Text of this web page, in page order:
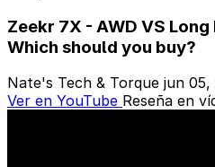
Zeekr 7X - AWD VS
Which should you buy?
Nate's Tech & Torque jun 05,
Ver en YouTube Reseña en